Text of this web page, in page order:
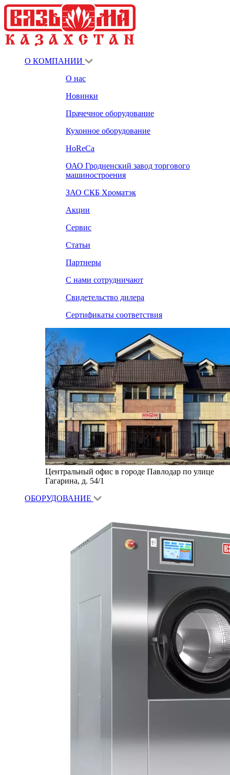
О КОМПАНИИ
О нас
Новинки
Прачечное оборудование
Кухонное оборудование
HoReCa
ОАО Гродненский завод торгового
машиностроения
ЗАО СКБ Хроматэк
Акции
Сервис
Статьи
Партнеры
С нами сотрудничают
Свидетельство дилера
Сертификаты соответствия
Центральный офис в городе Павлодар по улице
Гагарина, д. 54/1
ОБОРУДОВАНИЕ